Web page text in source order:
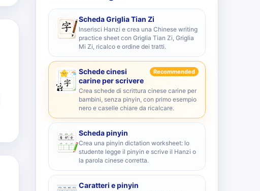
Scheda Griglia Tian Zi
Inserisci Hanzi e crea una Chinese writing
practice sheet con Griglia Tian Zi, Griglia
Mi Zi, ricalco e ordine dei tratti.
Schede cinesi
carine per scrivere
Recommended
Crea schede di scrittura cinese carine per
bambini, senza pinyin, con primo esempio
nero e caselle chiare da ricalcare.
Scheda pinyin
Crea una pinyin dictation worksheet: lo
studente legge il pinyin e scrive il Hanzi o
la parola cinese corretta.
Caratteri e pinyin